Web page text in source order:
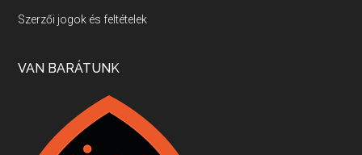
Villány, kékfrankos, Jackfall
Apr 17, 2026 • 00:35:38
Boston, teadélután, bab és homár
Apr 9, 2026 • 00:37:17
Szerzői jogok és feltételek
VAN BARÁTUNK